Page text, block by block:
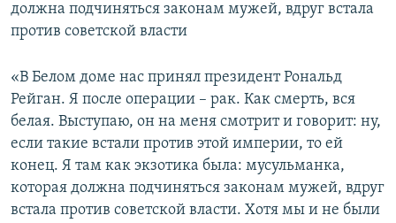
должна подчиняться законам мужей, вдруг встала
против советской власти
«В Белом доме нас принял президент Рональд
Рейган. Я после операции – рак. Как смерть, вся
белая. Выступаю, он на меня смотрит и говорит: ну,
если такие встали против этой империи, то ей
конец. Я там как экзотика была: мусульманка,
которая должна подчиняться законам мужей, вдруг
встала против советской власти. Хотя мы и не были